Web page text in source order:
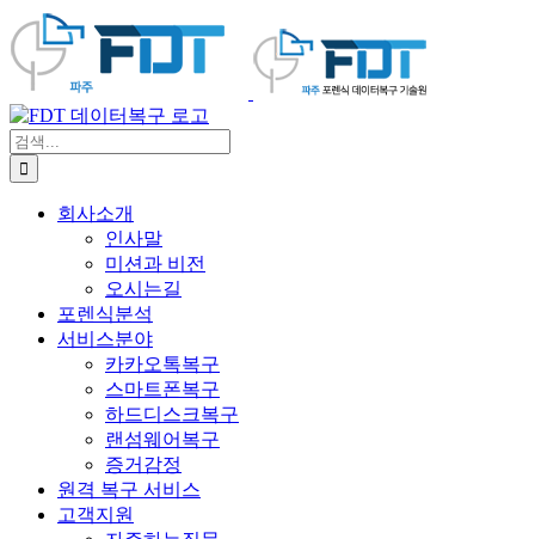
콘
텐
츠
건
너
뛰
검
색:
회사소개
인사말
미션과 비전
오시는길
포렌식분석
서비스분야
카카오톡복구
스마트폰복구
하드디스크복구
랜섬웨어복구
증거감정
원격 복구 서비스
고객지원